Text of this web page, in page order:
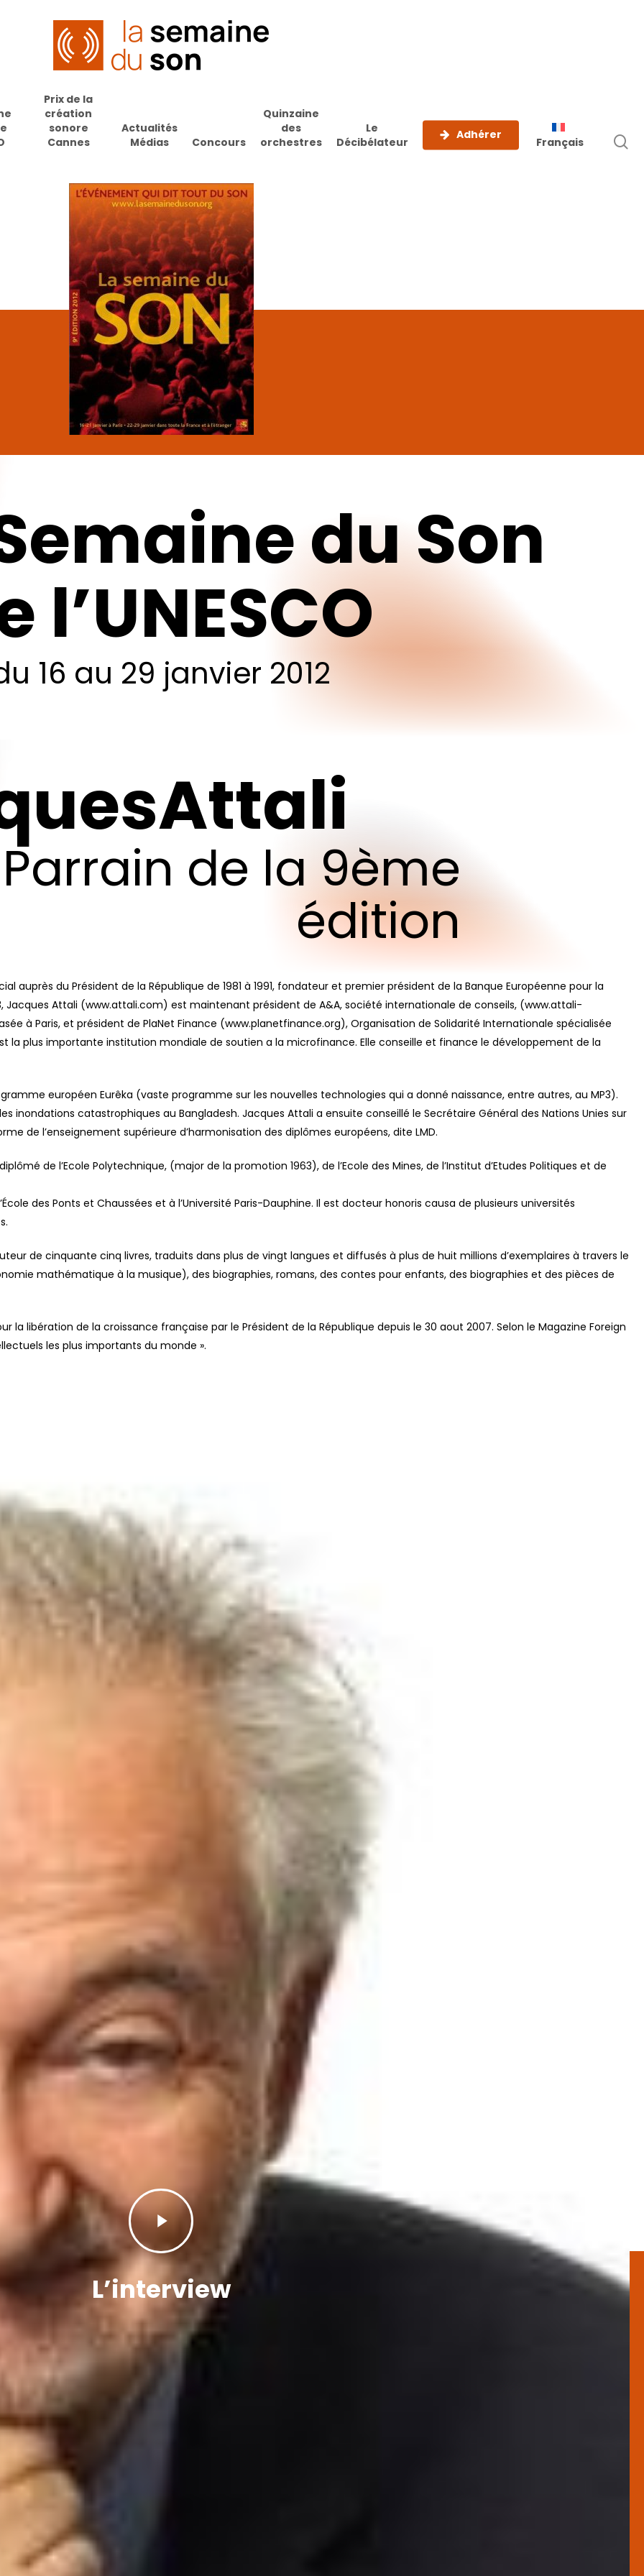
fermer
Prix de la
création
sonore
Cannes
Actualités
Médias
Concours
Quinzaine
des
orchestres
Le
Décibélateur
Adhérer
Français
duSon
l’UNESCO
16 au 29 janvier 2012
Attali
Parrain de la 9ème
édition
auprès du Président de la République de 1981 à 1991, fondateur et premier président de la Banque Européenne pour la
Jacques Attali (www.attali.com) est maintenant président de A&A, société internationale de conseils, (www.attali-
à Paris, et président de PlaNet Finance (www.planetfinance.org), Organisation de Solidarité Internationale spécialisée
la plus importante institution mondiale de soutien a la microfinance. Elle conseille et finance le développement de la
européen Eurêka (vaste programme sur les nouvelles technologies qui a donné naissance, entre autres, au MP3).
inondations catastrophiques au Bangladesh. Jacques Attali a ensuite conseillé le Secrétaire Général des Nations Unies sur
de l’enseignement supérieure d’harmonisation des diplômes européens, dite LMD.
de l’Ecole Polytechnique, (major de la promotion 1963), de l’Ecole des Mines, de l’Institut d’Etudes Politiques et de
des Ponts et Chaussées et à l’Université Paris-Dauphine. Il est docteur honoris causa de plusieurs universités
de cinquante cinq livres, traduits dans plus de vingt langues et diffusés à plus de huit millions d’exemplaires à travers le
mathématique à la musique), des biographies, romans, des contes pour enfants, des biographies et des pièces de
la libération de la croissance française par le Président de la République depuis le 30 aout 2007. Selon le Magazine Foreign
les plus importants du monde ».
Play
Video
L’interview